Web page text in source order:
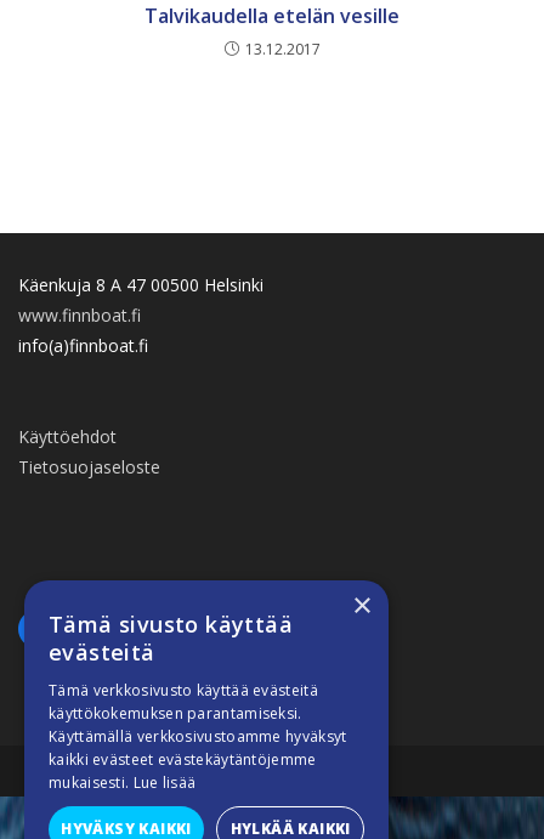
Talvikaudella etelän vesille
13.12.2017
Käenkuja 8 A 47 00500 Helsinki
www.finnboat.fi
info(a)finnboat.fi
Käyttöehdot
Tietosuojaseloste
Suomiveneilee © 2026
×
Tämä sivusto käyttää
evästeitä
Tämä verkkosivusto käyttää evästeitä
käyttökokemuksen parantamiseksi.
Käyttämällä verkkosivustoamme hyväksyt
kaikki evästeet evästekäytäntöjemme
mukaisesti. Lue lisää
HYVÄKSY KAIKKI HYLKÄÄ KAIKKI